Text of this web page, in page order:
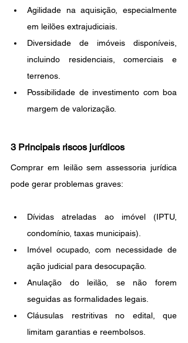
Agilidade na aquisição, especialmente
em leilões extrajudiciais.
Diversidade de imóveis disponíveis,
incluindo residenciais, comerciais e
terrenos.
Possibilidade de investimento com boa
margem de valorização.
3 Principais riscos jurídicos
Comprar em leilão sem assessoria jurídica
pode gerar problemas graves:
Dívidas atreladas ao imóvel (IPTU,
condomínio, taxas municipais).
Imóvel ocupado, com necessidade de
ação judicial para desocupação.
Anulação do leilão, se não forem
seguidas as formalidades legais.
Cláusulas restritivas no edital, que
limitam garantias e reembolsos.